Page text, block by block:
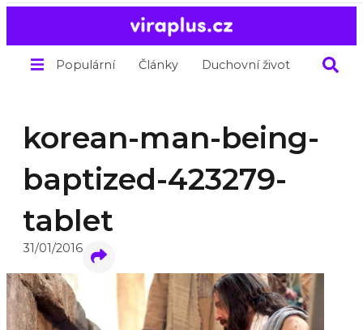
Populární Články Duchovní život O nás
korean-man-being-
baptized-423279-
tablet
31/01/2016